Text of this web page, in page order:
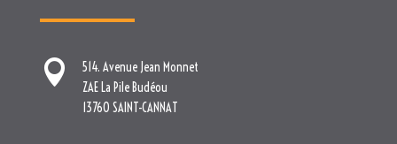

514. Avenue Jean Monnet
ZAE La Pile Budéou
13760 SAINT-CANNAT